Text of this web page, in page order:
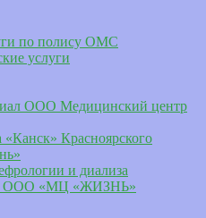
по полису ОМС
услуги
ООО Медицинский центр
«Канск» Красноярского
и диализа
ООО «МЦ «ЖИЗНЬ»